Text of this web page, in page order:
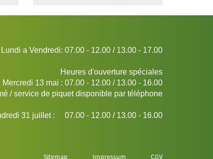
Lundi a Vendredi: 07.00 - 12.00 / 13.00 - 17.00
Heures d'ouverture spéciales
Mercredi 13 mai : 07.00 - 12.00 / 13.00 - 16.00
/ service de piquet disponible par téléphone
31 juillet : 07.00 - 12.00 / 13.00 - 16.00
CGV
Impressum
Sitemap